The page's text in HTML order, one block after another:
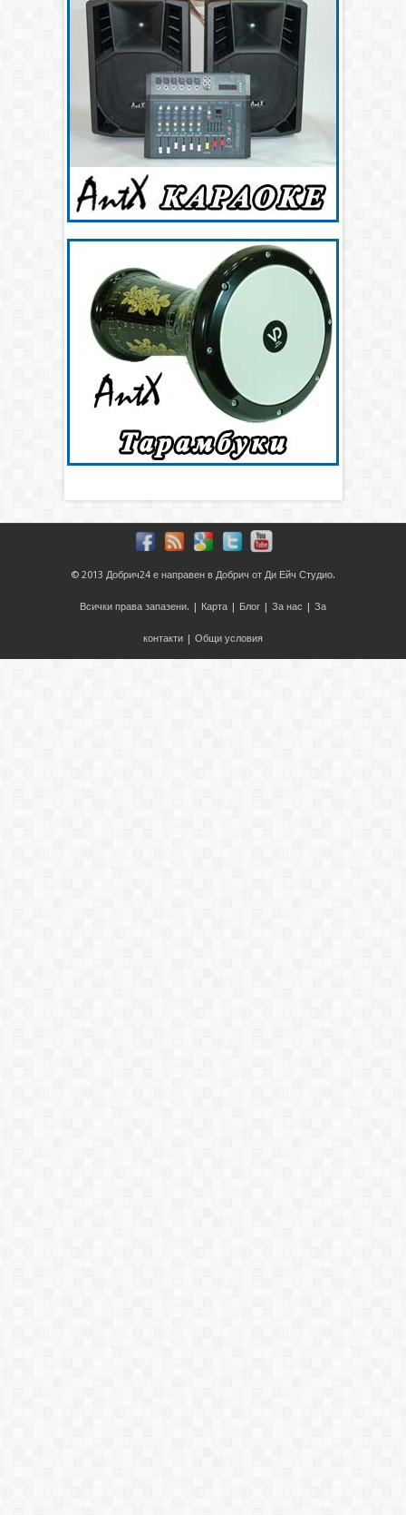
© 2013 Добрич24 е направен в Добрич от Ди Ейч Студио.
Всички права запазени. | Карта | Блог | За нас | За
контакти | Общи условия